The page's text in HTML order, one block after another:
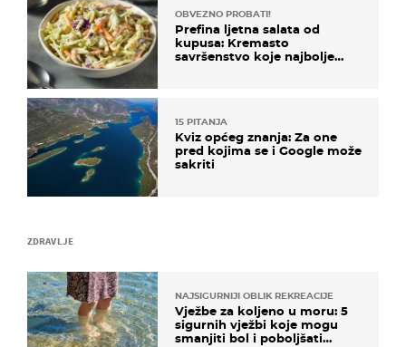
ZDRAVLJE
NAJSIGURNIJI OBLIK REKREACIJE
Vježbe za koljeno u moru: 5
sigurnih vježbi koje mogu
smanjiti bol i poboljšati
OBVEZNO PROBATI!
Prefina ljetna salata od
kupusa: Kremasto
savršenstvo koje najbolje
15 PITANJA
Kviz općeg znanja: Za one
pred kojima se i Google može
sakriti